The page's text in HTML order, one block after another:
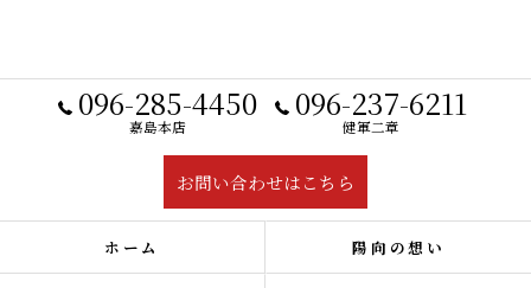
096-285-4450
嘉島本店
096-237-6211
健軍二章
お問い合わせはこちら
ホーム 陽向の想い